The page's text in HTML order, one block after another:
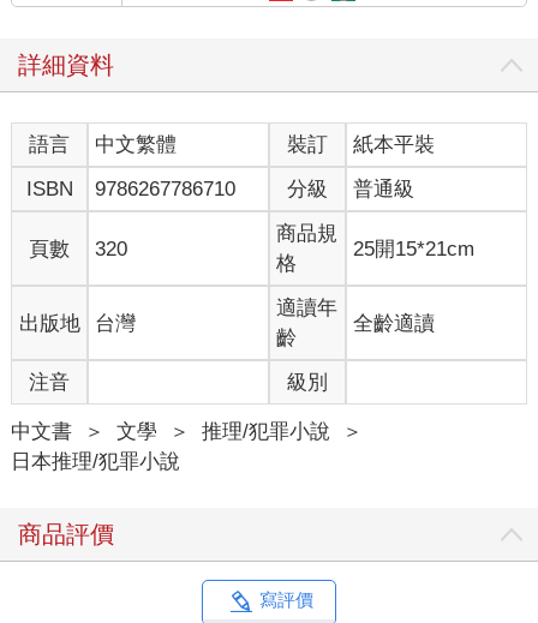
「配酒服用很危險唷。」
少女啐道，莉莉也懶得理他。何況他嘴巴上提醒，卻還是帶著藥
品來，所以憑什麼說人家？如果莉莉真心希望他戒掉，來這裡時
該帶的就不是藥品，而是其他支援。
「所以，你要多少？」
「你有多少，我就要多少。」
說得好像這是唯一選項。
莉莉超傻眼，回絕說：「我不能全部賣給你。還有其他人委託
我。」
少女應該也明知會被拒絕，卻還是擺出滿臉不悅的表情。
但是，他自己應該最清楚，不管拿到多少，永遠都不會滿足。
「那麼，給我一次的量就好。」
「你現在一次吃幾顆？」
「五十顆左右吧。」
莉莉上個月賣給他時，應該是三十顆。儘管曾住院，少女似乎還
是一點都沒學乖。
「變多了耶。」
別人沒事，也不代表他的攝取量適用所有人。話說回來，他現在
的攝取量已大幅超過規定，怎可能沒事。
不過，莉莉比任何人都更清楚，就算現在搬出大道理，他的話也
詳細資料
語言 中文繁體 裝訂
紙本平裝
ISBN
9786267786710 分級 普通級
頁數 320
商品規
格
25開15*21cm
出版地 台灣
適讀年
齡
全齡適讀
注音 級別
中文書 ＞ 文學 ＞ 推理/犯罪小說
＞
日本推理/犯罪小說
商品評價
寫評價